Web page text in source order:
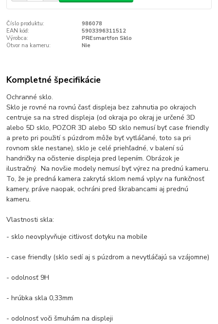
Číslo produktu:
986078
EAN kód:
5903396311512
Výrobca:
PREsmartfon Sklo
Otvor na kameru:
Nie
Kompletné špecifikácie
Ochranné sklo.
Sklo je rovné na rovnú časť displeja bez zahnutia po okrajoch
centruje sa na stred displeja (od okraja po okraj je určené 3D
alebo 5D sklo, POZOR 3D alebo 5D sklo nemusí byť case friendly
a preto pri použití s púzdrom môže byť vytláčané, toto sa pri
rovnom skle nestane), sklo je celé priehľadné, v balení sú
handričky na očistenie displeja pred lepením. Obrázok je
ilustračný. Na novšie modely nemusí byť výrez na prednú kameru.
To, že je predná kamera zakrytá sklom nemá vplyv na funkčnosť
kamery, práve naopak, ochráni pred škrabancami aj prednú
kameru.
Vlastnosti skla:
- sklo neovplyvňuje citlivosť dotyku na mobile
- case friendly (sklo sedí aj s púzdrom a nevytláčajú sa vzájomne)
- odolnosť 9H
- hrúbka skla 0,33mm
- odolnosť voči šmuhám na displeji